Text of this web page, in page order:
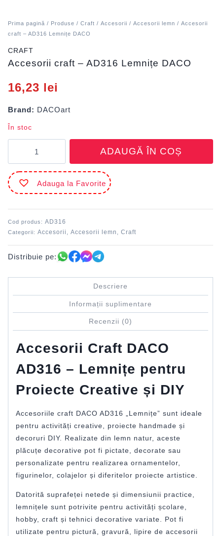
Prima pagină / Produse / Craft / Accesorii / Accesorii lemn / Accesorii
craft – AD316 Lemnițe DACO
CRAFT
Accesorii craft – AD316 Lemnițe DACO
16,23 lei
Brand: DACOart
În stoc
Accesorii
craft
-
AD316
Lemnițe
ADAUGĂ ÎN COȘ
Adauga la Favorite
Cod produs: AD316
Categorii: Accesorii , Accesorii lemn , Craft
Distribuie pe:
Descriere
Informații suplimentare
Recenzii (0)
Accesorii Craft DACO
AD316 – Lemnițe pentru
Proiecte Creative și DIY
Accesoriile craft DACO AD316 „Lemnițe” sunt ideale
pentru activități creative, proiecte handmade și
decoruri DIY. Realizate din lemn natur, aceste
plăcuțe decorative pot fi pictate, decorate sau
personalizate pentru realizarea ornamentelor,
figurinelor, colajelor și diferitelor proiecte artistice.
Datorită suprafeței netede și dimensiunii practice,
lemnițele sunt potrivite pentru activități școlare,
hobby, craft și tehnici decorative variate. Pot fi
utilizate pentru pictură, gravură, lipire de accesorii